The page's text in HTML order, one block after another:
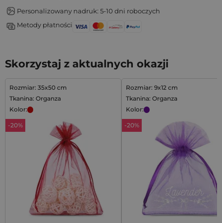
Personalizowany nadruk: 5-10 dni roboczych
Metody płatności
Skorzystaj z aktualnych okazji
Rozmiar: 35x50 cm
Tkanina: Organza
Kolor:
-20%
Rozmiar: 9x12 cm
Tkanina: Organza
Kolor:
-20%